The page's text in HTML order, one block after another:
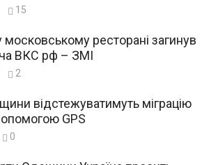
15
московському ресторані загинув
ВКС рф – ЗМІ
2
відстежуватимуть міграцію
GPS
0